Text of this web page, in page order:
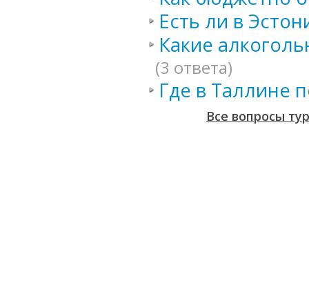
Есть ли в
Какие
(3 ответа)
Где в Таллине
Все вопросы